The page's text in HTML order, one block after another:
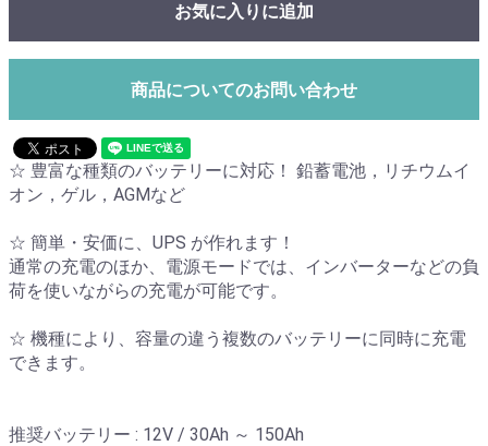
お気に入りに追加
商品についてのお問い合わせ
☆ 豊富な種類のバッテリーに対応！ 鉛蓄電池，リチウムイ
オン，ゲル，AGMなど
☆ 簡単・安価に、UPS が作れます！
通常の充電のほか、電源モードでは、インバーターなどの負
荷を使いながらの充電が可能です。
☆ 機種により、容量の違う複数のバッテリーに同時に充電
できます。
推奨バッテリー : 12V / 30Ah ～ 150Ah